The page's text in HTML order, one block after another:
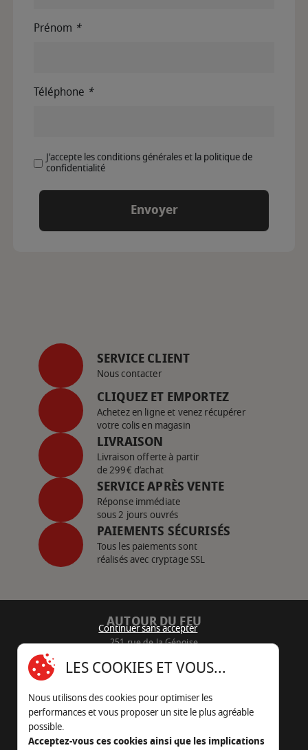
Prénom *
Téléphone *
J'accepte les conditions générales et la politique de
confidentialité
SERVICE CLIENT
Nous contacter
CLIQUEZ ET EMPORTEZ
Achetez en ligne et venez récupérer
votre colis en magasin
LIVRAISON
Livraison offerte à partir
de 299€ d’achat
SERVICE APRÈS VENTE
Réponse immédiate
sous 2 jours ouvrés
PAIEMENTS SÉCURISÉS
Tous les paiements sont
réalisés avec cryptage SSL
AUTOUR DU FEU
251 rue de la Génoise
05 45 22 98 09
Nous envoyer un e-mail
Continuer sans accepter
LES COOKIES ET VOUS...
Nous utilisons des cookies pour optimiser les
performances et vous proposer un site le plus agréable
possible.
Acceptez-vous ces cookies ainsi que les implications